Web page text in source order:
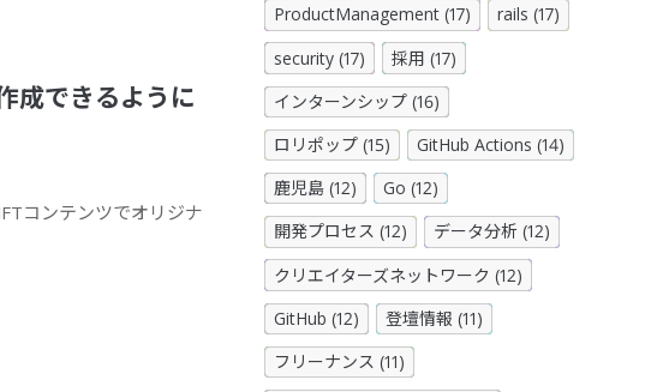
成できるように
コンテンツでオリジナ
ProductManagement (17)
rails (17)
security (17)
採用 (17)
インターンシップ (16)
ロリポップ (15)
GitHub Actions (14)
鹿児島 (12)
Go (12)
開発プロセス (12)
データ分析 (12)
クリエイターズネットワーク (12)
GitHub (12)
登壇情報 (11)
フリーナンス (11)